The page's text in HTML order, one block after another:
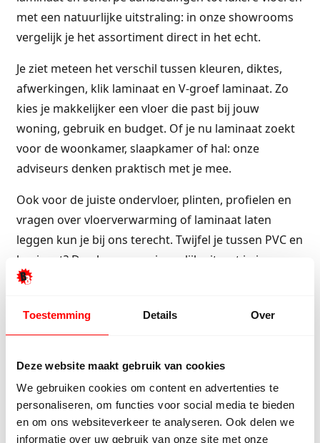
Toestemming Details Over
Deze website maakt gebruik van cookies
We gebruiken cookies om content en advertenties te
personaliseren, om functies voor social media te bieden
en om ons websiteverkeer te analyseren. Ook delen we
informatie over uw gebruik van onze site met onze
met een natuurlijke uitstraling: in onze showrooms
vergelijk je het assortiment direct in het echt.
Je ziet meteen het verschil tussen kleuren, diktes,
afwerkingen, klik laminaat en V-groef laminaat. Zo
kies je makkelijker een vloer die past bij jouw
woning, gebruik en budget. Of je nu laminaat zoekt
voor de woonkamer, slaapkamer of hal: onze
adviseurs denken praktisch met je mee.
Ook voor de juiste ondervloer, plinten, profielen en
vragen over vloerverwarming of laminaat laten
leggen kun je bij ons terecht. Twijfel je tussen PVC en
laminaat? Dan leggen we je eerlijk uit wat in jouw
situatie de beste keuze is.
Dankzij slimme inkoop, grote voorraad en
wisselende restpartijen profiteer je bij BeBo Vloeren
in de showroom en ontdek zelf welk laminaat het
beste bij jou past.
Ons assortiment laminaat